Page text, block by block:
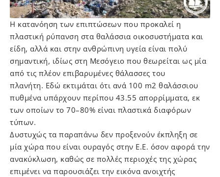
Η κατανόηση των επιπτώσεων που προκαλεί η
πλαστική ρύπανση στα θαλάσσια οικοσυστήματα και
είδη, αλλά και στην ανθρώπινη υγεία είναι πολύ
σημαντική, ιδίως στη Μεσόγειο που θεωρείται ως μία
από τις πλέον επιβαρυμένες θάλασσες του
πλανήτη. Εδώ εκτιμάται ότι ανά 100 m2 θαλάσσιου
πυθμένα υπάρχουν περίπου 43.55 απορρίμματα, εκ
των οποίων το 70–80% είναι πλαστικά διαφόρων
τύπων.
Δυστυχώς τα παραπάνω δεν προξενούν έκπληξη σε
μία χώρα που είναι ουραγός στην Ε.Ε. όσον αφορά την
ανακύκλωση, καθώς σε πολλές περιοχές της χώρας
επιμένει να παρουσιάζει την εικόνα ανοιχτής